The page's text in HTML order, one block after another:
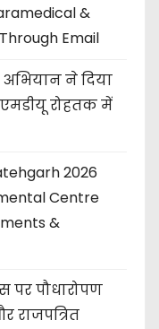
&
Email
ने दिया
रोहतक में
2026
Centre
&
पर पौधारोपण
राजपत्रित